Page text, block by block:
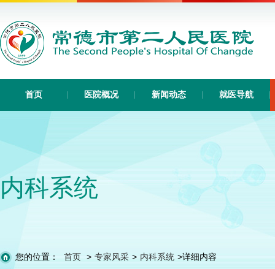
首页 医院概况 新闻动态 就医导航
内科系统
您的位置： 首页 > 专家风采 > 内科系统 >详细内容